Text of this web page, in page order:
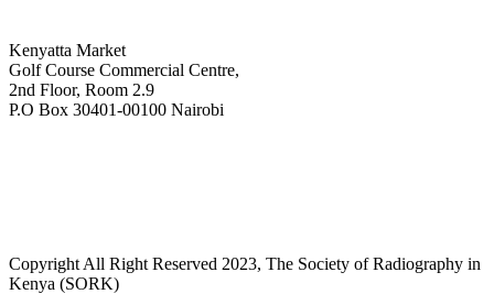
Kenyatta Market
Golf Course Commercial Centre,
2nd Floor, Room 2.9
P.O Box 30401-00100 Nairobi
Copyright All Right Reserved 2023, The Society of Radiography in
Kenya (SORK)